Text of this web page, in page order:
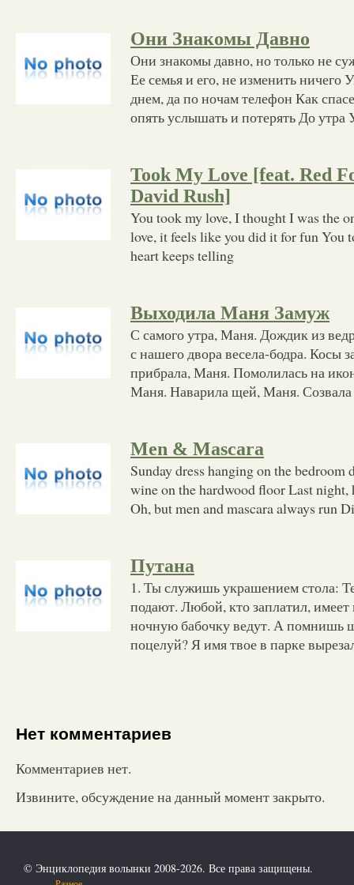
Они Знакомы Давно
Они знакомы давно, но только не
Ее семья и его, не изменить ничего
днем, да по ночам телефон Как
опять услышать и потерять До утра
Took My Love [feat. Red
David Rush]
You took my love, I thought I was the
love, it feels like you did it for fun You
heart keeps telling
Выходила Маня Замуж
С самого утра, Маня. Дождик из
с нашего двора весела-бодра. Косы
прибрала, Маня. Помолилась на
Маня. Наварила щей, Маня.
Men & Mascara
Sunday dress hanging on the
wine on the hardwood floor Last night,
Oh, but men and mascara always run
Путана
1. Ты служишь украшением стола:
подают. Любой, кто заплатил, имеет
ночную бабочку ведут. А помнишь
поцелуй? Я имя твое в парке
Нет комментариев
Комментариев нет.
Извините, обсуждение на данный момент закрыто.
© Энциклопедия волынки 2008-2026. Все права защищены.